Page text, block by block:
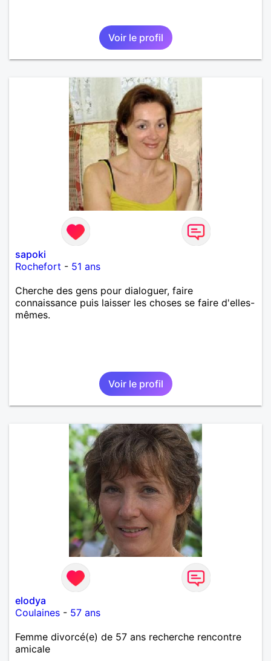
Voir le profil
sapoki
Rochefort - 51 ans
Cherche des gens pour dialoguer, faire
connaissance puis laisser les choses se faire d'elles-
mêmes.
Voir le profil
elodya
Coulaines - 57 ans
Femme divorcé(e) de 57 ans recherche rencontre
amicale